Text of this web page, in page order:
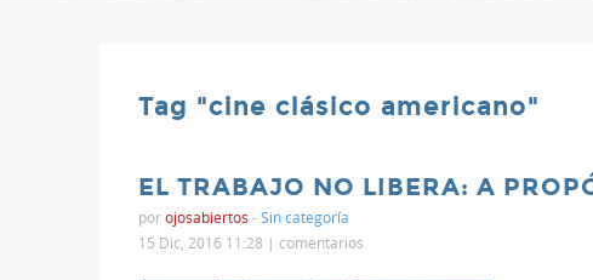
Tag "cine clásico americano"
EL TRABAJO NO LIBERA: A
porojosabiertos -Sin categoría
15 Dic, 2016 11:28 | comentarios